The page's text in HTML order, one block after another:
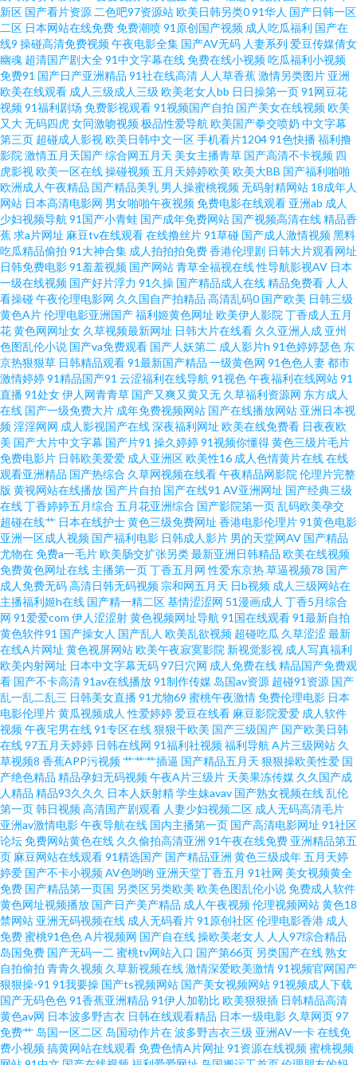
产mv 欧美国产日韩一二 伊人成人网视频 91成人在线初夜 国产第一码页 激情
桃色操 欧美很很日比 日韩啪啪导航 日本无码五区 日本97色色 老司机午夜精
品 含羞草免费91 东京热蜜桃麻豆 成人的性生注 AV韩日 91精品国产白丝 亚洲
操逼在线 日韩色综合 午夜精品久久 超碰福利导航 国产做受麻豆水多 欧美亚
洲色国产 性爱剧场 91视频专区 超碰97人人模 国模冰冰 老司机深夜在线 深夜
AV网 在线视频香蕉 91尤物在线探花 成人三级网站免费 激情综合影院 青青青
青青操 偷拍色图亚洲 91色花堂 aV另类 女优天堂 日韩有码三级 av蜜臀网址 久
草久草视频视频 日本高请黄色 俺来也色色 黄色网上站观看 欧美中文字 午夜
影院307 91免费观看视频 成人探花av 韩日性爰 麻豆传媒网站 日韩H网站 亚
洲色图草 91一道本 精品国产噜噜日韩 欧美专区第二页 婷婷丁香五月导航 综
合大香蕉伊人 TS人妖调教 国产ts系列在线 老师机午夜性爱 日本精品中文字幕
51人人超碰 超碰97打炮偷拍 国产系列WWW 青青影院学生妹 伊人色影院 91
清清视频 东京热无毛片 黄色香蕉视频 欧美福利网站 日韩字幕在线观看 大香
蕉网官网内 欧美一区免费 91工厂视频网站 www超碰com 久草免费福利视频
四虎欧美性爱影院 成人看91 蜜桃成熟网站 深夜绯色影院 亚洲女操逼网 国产
视频95 久草午夜福利 免费黑丝自慰网 97国产在线视频 国产欧美精品啪啪 欧
美成人淫B网 伊人玖玖视 www性福导航 精品福利局 日本操片 亚洲伊人成人
网 99热精品9 国产精品日日摸 五月天精品导航 欧美色图去干网 天天操视频网
站 www男人的天堂 狼友社91 另类性爱综合 久草在线资源 激情五月天肏屄 午
夜少妇片 AV瑟瑟瑟 国产在线观看91 欧美午夜剧场 尤物婷婷在线 超碰人妻系
列 久久大香蕉天堂 日韩三级中文 自拍十区 wwwwww6区 韩国性爱大片 欧美
穴穴 亚洲x片 av综合导航 精品www999 日韩高清无码破解 日韩免费色情网址
福利网站导航 欧美a在线 午夜影院欧美 97婷婷成人 国产人妖在线观看 日本中
文字幕MV 91美女黑料免费 大香蕉伊人久久 久久深夜福利影院 天天弄天天日
91深夜福利视频 成人午夜剧场网站 久久国产网站 日韩A级视频 91第一视频
五月天婷婷色色图 国产精品自在线 青青草久久 伊人肏屄网 不卡十六區 九九
伊人 日本色资源 影音先锋91看片 狠狠的撸最新版 日韩天堂网 91秘密入口 豆
新区 国产看片资源 二色吧97资源站欧美日韩另类091华人 国产日韩一区
二区 日本网站在线免费免费潮喷91原创国产视频 成人吃瓜福利 国产在
线9 操碰高清免费视频午夜电影全集 国产AV无码 人妻系列 爱豆传媒倩女
幽魂 超清国产剧大全91中文字幕在线免费在线小视频吃瓜福利小视频
免费91 国产日产亚洲精品 91社在线高清 人人草香蕉激情另类图片 亚洲
欧美在线观看 成人三级成人三级 欧美老女人bb 日日操第一页91网豆花
视频91福利剧场 免费影视观看91视频国产自拍 国产美女在线视频欧美
又大无码四虎女同激吻视频极品性爱导航 欧美国产拳交喷奶 中文字幕
第三页 超碰成人影视欧美日韩中文一区手机看片120491色快播福利撸
影院 激情五月天国产综合网五月天 美女主播青草 国产高清不卡视频 四
虎影视欧美一区在线操碰视频五月天婷婷欧美 欧美大BB 国产福利啪啪
欧洲成人午夜精品 国产精品美乳 男人操蜜桃视频无码射精网站 18成年人
网站 日本高清电影网 男女啪啪午夜视频免费电影在线观看 亚洲ab 成人
少妇视频导航 91国产小青蛙 国产成年免费网站 国产视频高清在线精品香
蕉求a片网址 麻豆tv在线观看在线撸丝片91草碰 国产成人激情视频黑料
吃瓜精品偷拍 91大神合集 成人拍拍拍免费香港伦理剧 日韩大片观看网址
日韩免费电影91羞羞视频 国产网站青草全福视在线性导航影视AV 日本
一级在线视频 国产好片浮力 91久操 国产精品成人在线精品免费看 人人
看操碰午夜伦理电影网 久久国自产拍精品 高清乱码0 国产欧美 日韩三级
黄色A片伦理电影亚洲国产福利姬黄色网址 欧美伊人影院 丁香成人五月
花黄色网网址女 久草视频最新网址 日韩大片在线看 久久亚洲人成 亚州
色图乱伦小说 国产va免费观看 国产人妖第二 成人影片h 91色婷婷瑟色 东
京热狠狠草 日韩精品观看91最新国产精品 一级黄色网 91色色人妻都市
激情婷婷91精品国产91 云涩福利在线导航 91视色午夜福利在线网站91
直播91处女伊人网青青草 国产又爽又黄又无 久草福利资源网 东方成人
在线 国产一级免费大片 成年免费视频网站 国产在线播放网站 亚洲日本视
频淫淫网网 成人影视国产在线深夜福利网址 欧美在线免费看 日夜夜欧
美 国产大片中文字幕 国产片91 操久婷婷91视频你懂得黄色三级片毛片
免费电影片 日韩欧美爱爱 成人亚洲区欧美性16 成人色情黄片在线在线
观看亚洲精品 国产热综合 久草网视频在线看午夜精品网影院 伦理片完整
版 黄视网站在线播放 国产片自拍 国产在线91 AV亚洲网址 国产经典三级
在线丁香婷婷五月综合 五月花亚洲综合 国产影院第一页乱码欧美孕交
超碰在线艹 日本在线护士黄色三级免费网址 香港电影伦理片91黄色电影
亚洲一区成人视频 国产福利电影 日韩成人影片 男的天堂网AV 国产精品
尤物在免费a一毛片欧美肠交扩张另类最新亚洲日韩精品 欧美在线视频
免费黄色网址在线 主播第一页丁香五月网 性爱东京热草逼视频78 国产
成人免费无码高清日韩无码视频 宗和网五月天 日b视频 成人三级网站在
主播福利姬h在线 国产精一精二区基情涩涩网 51漫画成人 丁香5月综合
网 91爱爱com 伊人涩涩射黄色视频网址导航 91国在线观看91最新自拍
黄色软件91 国产操女人 国产乱人 欧美乱欲视频 超碰吃瓜 久草涩涩 最新
在线A片网址 黄色视屏网站欧美午夜寂寞影院 新视觉影视 成人写真福利
欧美内射网址 日本中文字幕无码97日穴网 成人免费在线精品国产免费观
看 国产不卡高清91av在线播放91制作传媒 岛国av资源 超碰91资源 国产
乱一乱二乱三 日韩美女直播91尤物69 蜜桃午夜激情免费伦理电影 日本
电影伦理片黄瓜视频成人 性爱婷婷爱豆在线看 麻豆影院爱爱 成人软件
视频午夜宅男在线91专区在线狠狠干欧美 国产三级国产 国产欧美日韩
在线97五月天婷婷 日韩在线网 91福利社视频福利导航 A片三级网站 久
草视频8 香蕉APP污视频艹艹艹插逼 国产精品五月天 狠狠操欧美性爱 国
产绝色精品 精品孕妇无码视频午夜A片三级片 天美果冻传媒 久久国产成
人精品 精品93久久久 日本人妖射精学生妹avav 国产熟女视频在线乱伦
第一页韩日视频高清国产剧观看 人妻少妇视频二区 成人无码高清毛片
亚洲av激情电影午夜导航在线 国内主播第一页 国产高清电影网址 91社区
论坛免费网站黄色在线 久久偷拍高清亚洲 91午夜在线免费 亚洲精品第五
页 麻豆网站在线观看91精选国产 国产精品亚洲 黄色三级成年五月天婷
婷爱 国产不卡小视频AV色哟哟 亚洲天堂丁香五月 91社网 美女视频黄全
免费 国产精品第一页国 另类区另类欧美 欧美色图乱伦小说免费成人软件
黄色网址视频播放 国产日产美产精品 成人午夜视频伦理视频网站黄色18
禁网站 亚洲无码视频在线 成人无码看片91原创社区伦理电影香港 成人
免费蜜桃91色色A片视频网 国产自在线操欧美老女人 人人97综合精品
岛国免费 国产无码一二 蜜桃tv网站入口 国产第66页 另类国产在线熟女
自拍偷拍 青青久视频 久草新视频在线激情深爱欧美激情91视频官网国产
狠狠操-91 91我要操 国产ts视频网站 国产美女视频网站91视频成人下载
国产无码色色91香蕉亚洲精品 91伊人加勒比欧美狠狠插 日韩精品高清
黄色av网 日本波多野吉衣 日韩在线观看精品 日本一级电影 久草网页97
免费艹 岛国一区二区 岛国动作片在波多野吉衣三级 亚洲AV一卡在线免
费小视频搞黄网站在线观看免费色情A片网扯 91资源在线视频蜜桃视频